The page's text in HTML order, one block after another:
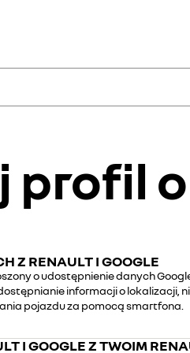
tworzenie
Etap 1: pobierz na swój
tworzenie
Etap 1: wejdź na stronę
Z RENAULT I GOOGLE
o udostępnienie danych
informacji o lokalizacji,
pojazdu za pomocą smartfona.
I GOOGLE Z TWOIM